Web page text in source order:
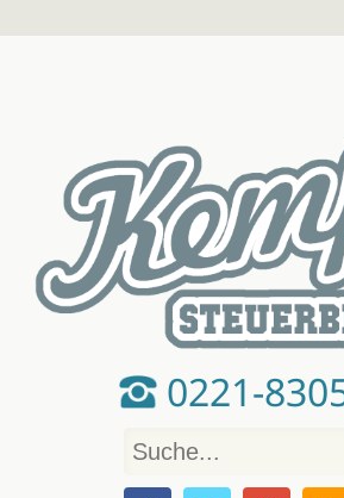
0221-